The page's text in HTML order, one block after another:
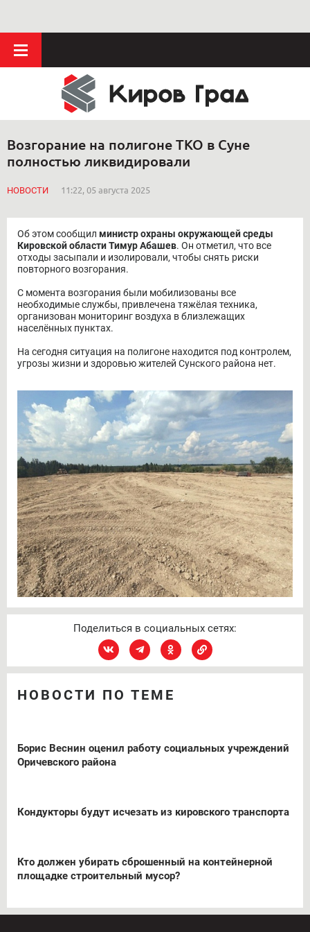
Возгорание на полигоне ТКО в Суне
полностью ликвидировали
НОВОСТИ 11:22, 05 августа 2025
Об этом сообщил министр охраны окружающей среды
Кировской области Тимур Абашев. Он отметил, что все
отходы засыпали и изолировали, чтобы снять риски
повторного возгорания.
С момента возгорания были мобилизованы все
необходимые службы, привлечена тяжёлая техника,
организован мониторинг воздуха в близлежащих
населённых пунктах.
На сегодня ситуация на полигоне находится под контролем,
угрозы жизни и здоровью жителей Сунского района нет.
Поделиться в социальных сетях:
НОВОСТИ ПО ТЕМЕ
Борис Веснин оценил работу социальных учреждений
Оричевского района
Кондукторы будут исчезать из кировского транспорта
Кто должен убирать сброшенный на контейнерной
площадке строительный мусор?